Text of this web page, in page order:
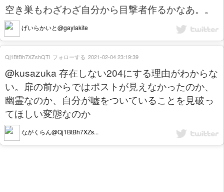
空き巣もわざわざ自分から目撃者作るかなあ。。
げいらかいと@gaylakite
@kusazuka 存在しない204にする理由がわからな
い。扉の前からではポストが見えなかったのか、
幽霊なのか、自分が嘘をついていることを見破っ
てほしい変態なのか
ながくらん@Qj1BtBh7XZs...
Qj1BtBh7XZshQTl フォローする 2021-02-04 23:19:39